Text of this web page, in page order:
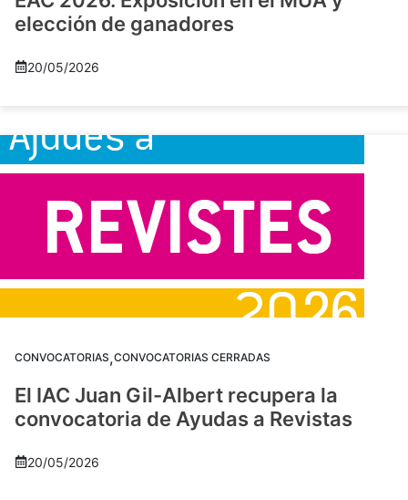
elección de ganadores
20/05/2026
CONVOCATORIAS,CONVOCATORIAS CERRADAS
El IAC Juan Gil-Albert recupera la
convocatoria de Ayudas a Revistas
20/05/2026